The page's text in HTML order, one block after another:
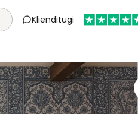
Klienditugi